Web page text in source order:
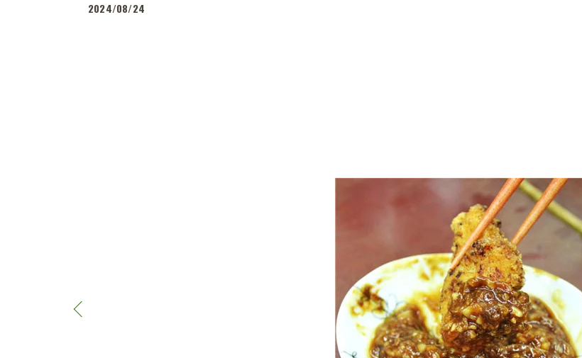
2024/08/24